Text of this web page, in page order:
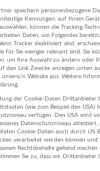
speichern personenbezogene
Kennungen, auf Ihrem
können die Tracking-
Daten, um Folgendes
Tracker deaktiviert sind,
für Sie weniger relevant sind. Sie
um Ihre Auswahl zu ändern oder
den Link Zwecke anzeigen unten
unsere/n Website aus. Weitere
der Cookie-Daten Drittanbieter
(wie zum Beispiel den USA)
verfügen. Den USA wird
Datenschutzniveau attestiert,
Cookie-Daten auch durch
verarbeitet werden können und
Rechtsbehelfe geltend
Sie zu, dass wir